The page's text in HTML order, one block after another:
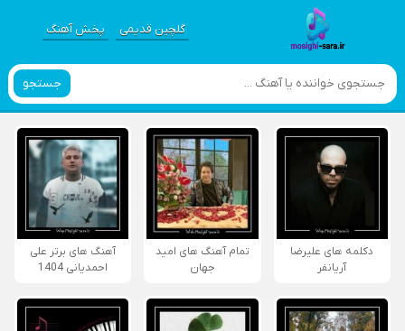
گلچین قدیمی پخش آهنگ
جستجو
دکلمه های علیرضا
آریانفر
تمام آهنگ های امید
جهان
آهنگ های برتر علی
احمدیانی 1404